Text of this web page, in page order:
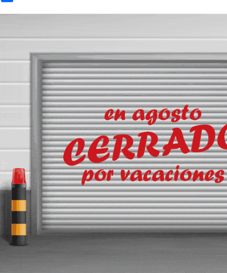
ANDALUCÍA PAÍS VASCO ESPAÑA
portuarios
de Valencia (Sevasa) está estudiando la posibilidad de formar un
hay que estar suscrito a Transporte XXI, el periódico